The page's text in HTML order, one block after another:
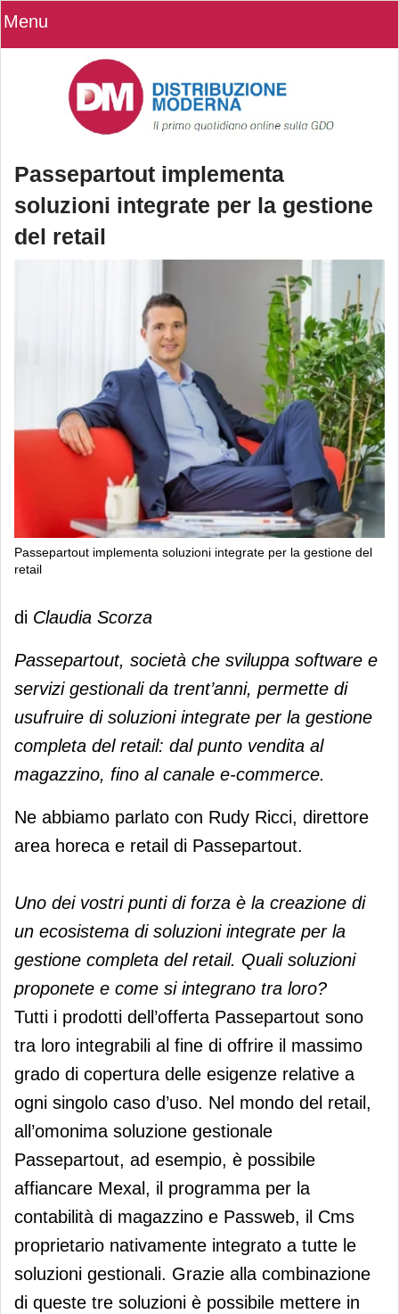
Menu
Passepartout implementa
soluzioni integrate per la gestione
del retail
Passepartout implementa soluzioni integrate per la gestione del
retail
Passepartout implementa soluzioni
integrate per la gestione del retail
di Claudia Scorza
Passepartout, società che sviluppa software e
servizi gestionali da trent’anni, permette di
usufruire di soluzioni integrate per la gestione
completa del retail: dal punto vendita al
magazzino, fino al canale e-commerce.
Ne abbiamo parlato con Rudy Ricci, direttore
area horeca e retail di Passepartout.
Uno dei vostri punti di forza è la creazione di
un ecosistema di soluzioni integrate per la
gestione completa del retail. Quali soluzioni
proponete e come si integrano tra loro?
Tutti i prodotti dell’offerta Passepartout sono
tra loro integrabili al fine di offrire il massimo
grado di copertura delle esigenze relative a
ogni singolo caso d’uso. Nel mondo del retail,
all’omonima soluzione gestionale
Passepartout, ad esempio, è possibile
affiancare Mexal, il programma per la
contabilità di magazzino e Passweb, il Cms
proprietario nativamente integrato a tutte le
soluzioni gestionali. Grazie alla combinazione
di queste tre soluzioni è possibile mettere in